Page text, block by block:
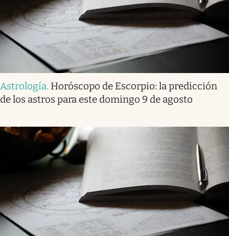
Astrología. Horóscopo de Escorpio: la predicción
de los astros para este domingo 9 de agosto